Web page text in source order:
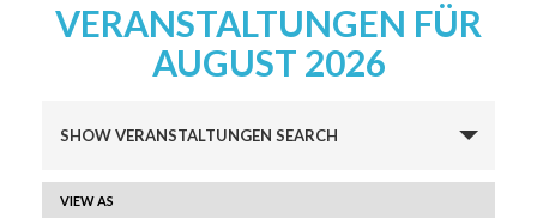
VERANSTALTUNGEN FÜR
AUGUST 2026
Suche
und
SHOW VERANSTALTUNGEN SEARCH
VERANSTALTUNG
VIEW AS